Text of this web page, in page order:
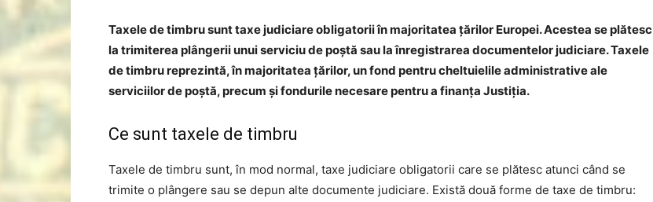
Taxele de timbru sunt taxe judiciare obligatorii în majoritatea țărilor Europei. Acestea se plătesc
la trimiterea plângerii unui serviciu de poștă sau la înregistrarea documentelor judiciare. Taxele
de timbru reprezintă, în majoritatea țărilor, un fond pentru cheltuielile administrative ale
serviciilor de poștă, precum și fondurile necesare pentru a finanța Justiția.
Ce sunt taxele de timbru
Taxele de timbru sunt, în mod normal, taxe judiciare obligatorii care se plătesc atunci când se
trimite o plângere sau se depun alte documente judiciare. Există două forme de taxe de timbru: